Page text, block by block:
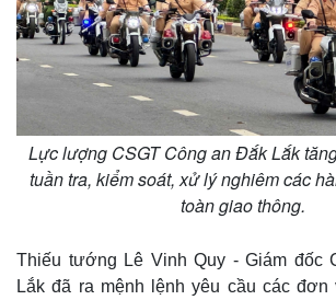
Lực lượng CSGT Công an Đắk Lắk
tuần tra, kiểm soát, xử lý nghiêm các
toàn giao thông.
Thiếu tướng Lê Vinh Quy - Giám đốc
Lắk đã ra mệnh lệnh yêu cầu các đơn